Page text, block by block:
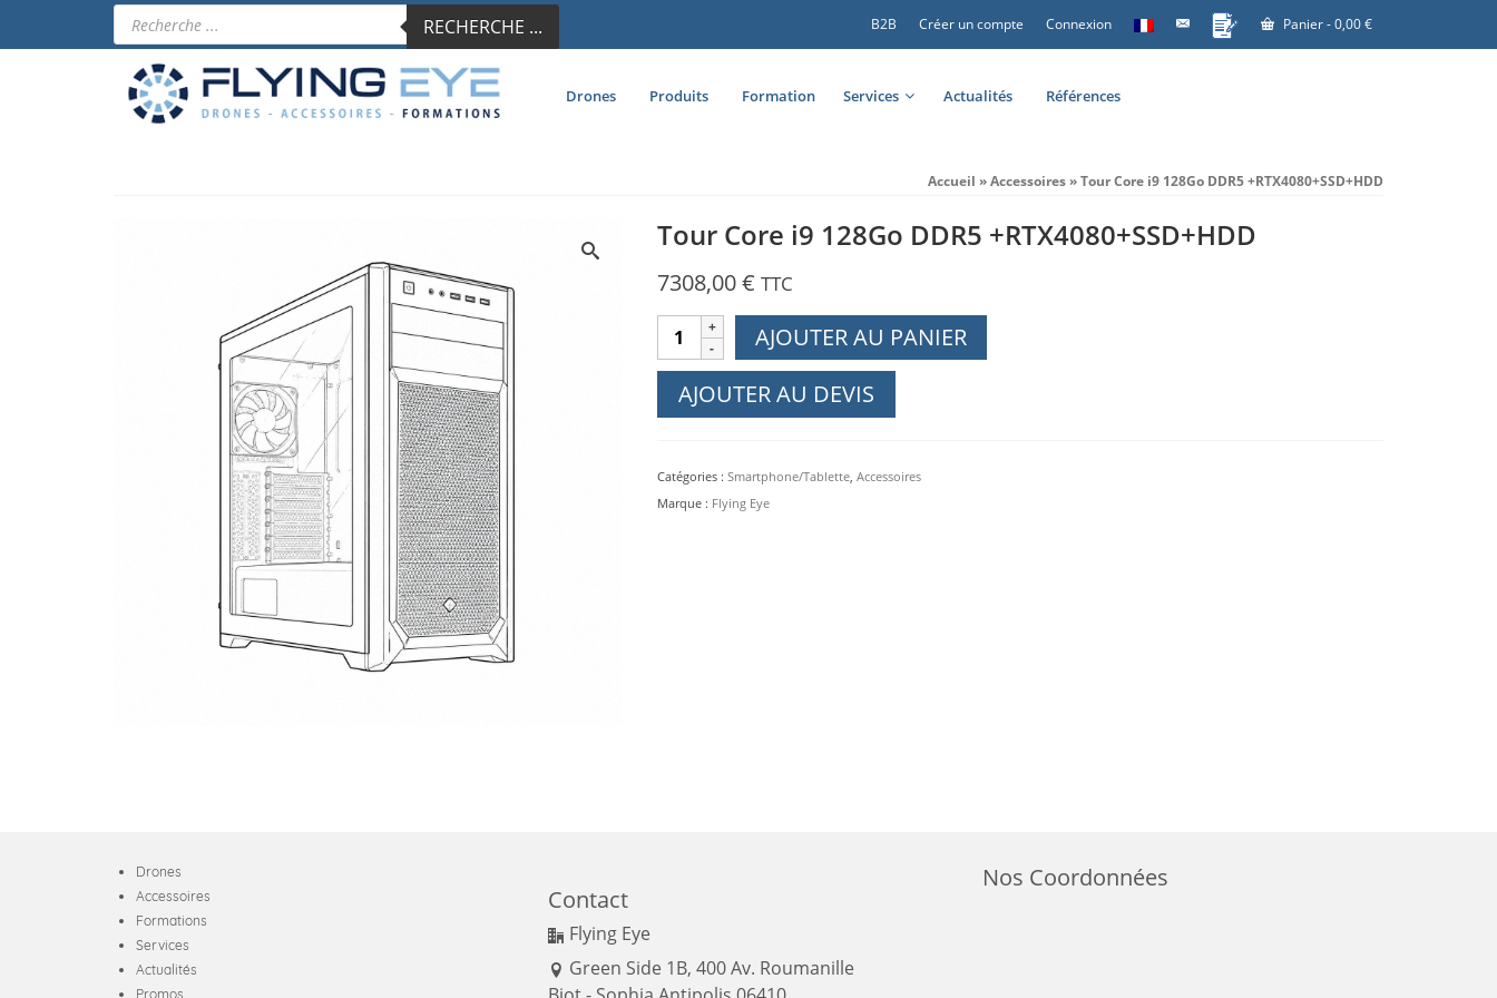
B2B Créer un compte Connexion Panier-0,00€
Recherche
de
produits
RECHERCHE ...
Drones Produits Formation Services Actualités Références
Accueil »Accessoires»Tour Core i9 128Go DDR5 +RTX4080+SSD+HDD
Tour Core i9 128Go DDR5 +RTX4080+SSD+HDD
7308,00€ TTC
quantité
de
Tour
Core
DDR5
+RTX4080+SSD+HDD
AJOUTER AU PANIER
AJOUTER AU DEVIS
Catégories : Smartphone/Tablette, Accessoires
Marque : Flying Eye
Drones
Accessoires
Formations
Services
Actualités
Promos
Contact
Flying Eye
Green Side 1B, 400 Av. Roumanille
Nos Coordonnées